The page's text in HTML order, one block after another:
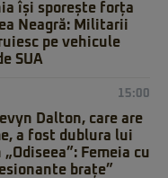
își sporește forța
Neagră: Militarii
pe vehicule
SUA
15:00
Dalton, care are
a fost dublura lui
Femeia cu
brațe”